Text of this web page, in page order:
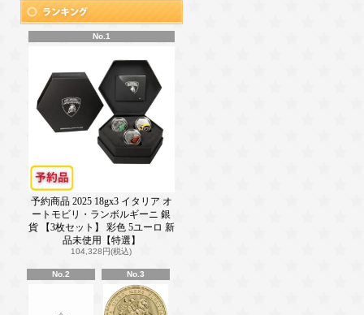
No.1
予約商品 2025 18gx3 イタリア オ
ートモビリ・ランボルギーニ 銀
貨 【3枚セット】 彩色 5ユーロ 新
品未使用【特選】
104,328円(税込)
No.2 No.3